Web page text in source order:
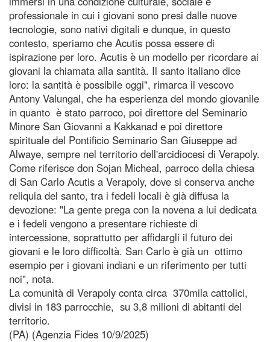
professionale in cui i giovani sono presi dalle nuove
tecnologie, sono nativi digitali e dunque, in questo
contesto, speriamo che Acutis possa essere di
ispirazione per loro. Acutis è un modello per ricordare ai
giovani la chiamata alla santità. Il santo italiano dice
loro: la santità è possibile oggi", rimarca il vescovo
Antony Valungal, che ha esperienza del mondo giovanile
in quanto è stato parroco, poi direttore del Seminario
Minore San Giovanni a Kakkanad e poi direttore
spirituale del Pontificio Seminario San Giuseppe ad
Alwaye, sempre nel territorio dell'arcidiocesi di Verapoly.
Come riferisce don Sojan Micheal, parroco della chiesa
di San Carlo Acutis a Verapoly, dove si conserva anche
reliquia del santo, tra i fedeli locali è già diffusa la
devozione: "La gente prega con la novena a lui dedicata
e i fedeli vengono a presentare richieste di
intercessione, soprattutto per affidargli il futuro dei
giovani e le loro difficoltà. San Carlo è già un ottimo
esempio per i giovani indiani e un riferimento per tutti
noi", nota.
La comunità di Verapoly conta circa 370mila cattolici,
divisi in 183 parrocchie, su 3,8 milioni di abitanti del
territorio.
(PA) (Agenzia Fides 10/9/2025)